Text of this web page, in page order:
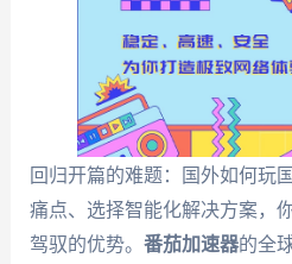
回归开篇的难题：国外如何玩
痛点、选择智能化解决方案，
驾驭的优势。 番茄加速器的全